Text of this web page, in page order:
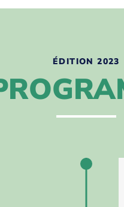
ÉDITION 2023